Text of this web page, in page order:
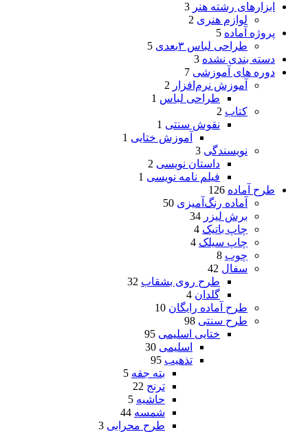
ابزارهای رشته هنر 3
لوازم هنری 2
پروژه آماده 5
طراحی لباس ۳بعدی
5
دسته بندی نشده 3
دوره های آموزشی 7
آموزش نرم‌افزار 2
طراحی لباس 1
کتاب 2
نقوش سنتی 1
آموزش ختایی 1
نویسندگی 3
داستان نویسی 2
فیلم نامه نویسی 1
طرح آماده 126
آماده رنگ‌آمیزی 50
برش لیزر 34
چاپ باتیک 4
چاپ سیلک 4
چوب 8
سفال 42
طرح روی بشقاب 32
گلدان 4
طرح آماده رایگان 10
طرح سنتی 98
ختایی اسلیمی 95
اسلیمی 30
تذهیب 95
بته جقه 5
ترنج 22
حاشیه 5
شمسه 44
طرح محرابی 3